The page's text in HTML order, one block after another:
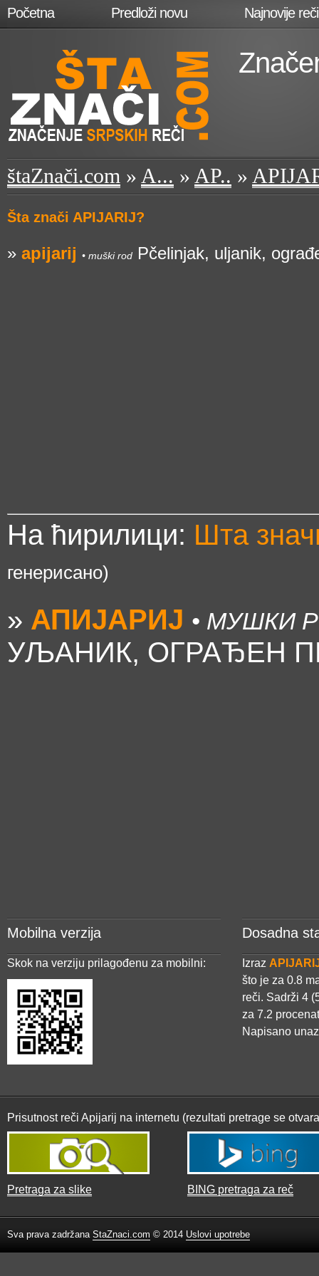
Početna Predloži novu Najnovije reči
štaZnači.com » A... » AP.. »
Šta znači APIJARIJ?
» apijarij • muški rod Pčelinjak, uljanik,
На ћирилици: Шта
генерисано)
» АПИЈАРИЈ • МУШКИ
УЉАНИК, ОГРАЂЕН
Mobilna verzija
Skok na verziju prilagođenu za mobilni:
Dosadna
Izraz
što je za 0.8
reči. Sadrži 4
za 7.2
Napisano
Prisutnost reči Apijarij na internetu (rezultati pretrage se
Pretraga za slike BING pretraga za reč
Sva prava zadržana StaZnaci.com © 2014 Uslovi upotrebe